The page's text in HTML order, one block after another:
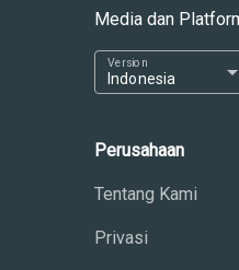
Media dan
Indonesia
Version arrow_drop_down
Perusahaan
Tentang Kami
Privasi